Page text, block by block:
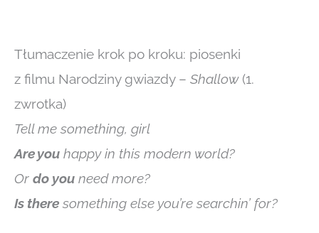
Tłumaczenie krok po kroku: piosenki
z filmu Narodziny gwiazdy – Shallow(1.
zwrotka)
Tell me something, girl
Are you happy in this modern world?
Or do you need more?
Is there something else you’re searchin’ for?